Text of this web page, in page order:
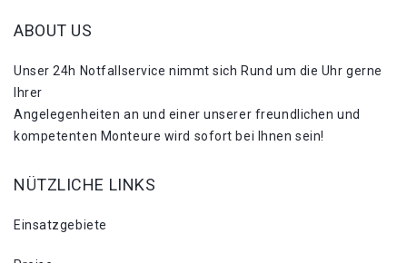
ABOUT US
Unser 24h Notfallservice nimmt sich Rund um die Uhr gerne
Ihrer
Angelegenheiten an und einer unserer freundlichen und
kompetenten Monteure wird sofort bei Ihnen sein!
NÜTZLICHE LINKS
Einsatzgebiete